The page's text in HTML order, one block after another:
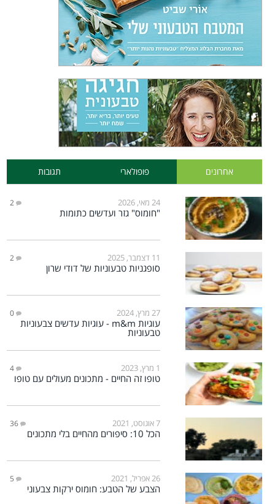
אחרונים פופולארי תגובות
24 מאי, 2026 2
"חומוס" גזר ועדשים כתומות
11 דצמבר, 2025 2
סופגניות טבעוניות של דודי שרון
27 מרץ, 2024 0
עוגיות m&m - עוגיות עדשים צבעוניות
טבעוניות
1 מרץ, 2023 4
טופו זה החיים - מתכונים מעולים עם טופו
7 אוגוסט, 2021 36
הכל 10: סיפורים מהחיים בלי מתכונים
26 אפריל, 2021 5
הצבע של הטבע: חומוס ירקות צבעוני